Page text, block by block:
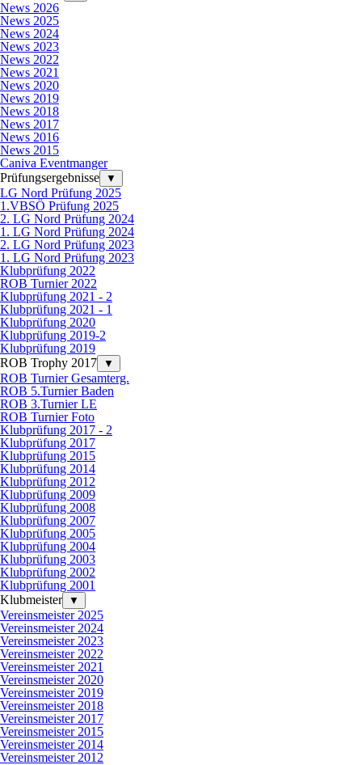
News 2026
News 2025
News 2024
News 2023
News 2022
News 2021
News 2020
News 2019
News 2018
News 2017
News 2016
News 2015
Caniva Eventmanger
Prüfungsergebnisse
▼
LG Nord Prüfung 2025
1.VBSÖ Prüfung 2025
2. LG Nord Prüfung 2024
1. LG Nord Prüfung 2024
2. LG Nord Prüfung 2023
1. LG Nord Prüfung 2023
Klubprüfung 2022
ROB Turnier 2022
Klubprüfung 2021 - 2
Klubprüfung 2021 - 1
Klubprüfung 2020
Klubprüfung 2019-2
Klubprüfung 2019
ROB Trophy 2017
▼
ROB Turnier Gesamterg.
ROB 5.Turnier Baden
ROB 3.Turnier LE
ROB Turnier Foto
Klubprüfung 2017 - 2
Klubprüfung 2017
Klubprüfung 2015
Klubprüfung 2014
Klubprüfung 2012
Klubprüfung 2009
Klubprüfung 2008
Klubprüfung 2007
Klubprüfung 2005
Klubprüfung 2004
Klubprüfung 2003
Klubprüfung 2002
Klubprüfung 2001
Klubmeister
▼
Vereinsmeister 2025
Vereinsmeister 2024
Vereinsmeister 2023
Vereinsmeister 2022
Vereinsmeister 2021
Vereinsmeister 2020
Vereinsmeister 2019
Vereinsmeister 2018
Vereinsmeister 2017
Vereinsmeister 2015
Vereinsmeister 2014
Vereinsmeister 2012